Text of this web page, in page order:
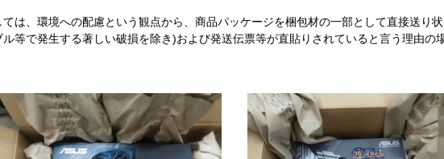
は、環境への配慮という観点から、商品パッケージを梱包材の一部として直接送り
等で発生する著しい破損を除き)および発送伝票等が直貼りされていると言う理由の